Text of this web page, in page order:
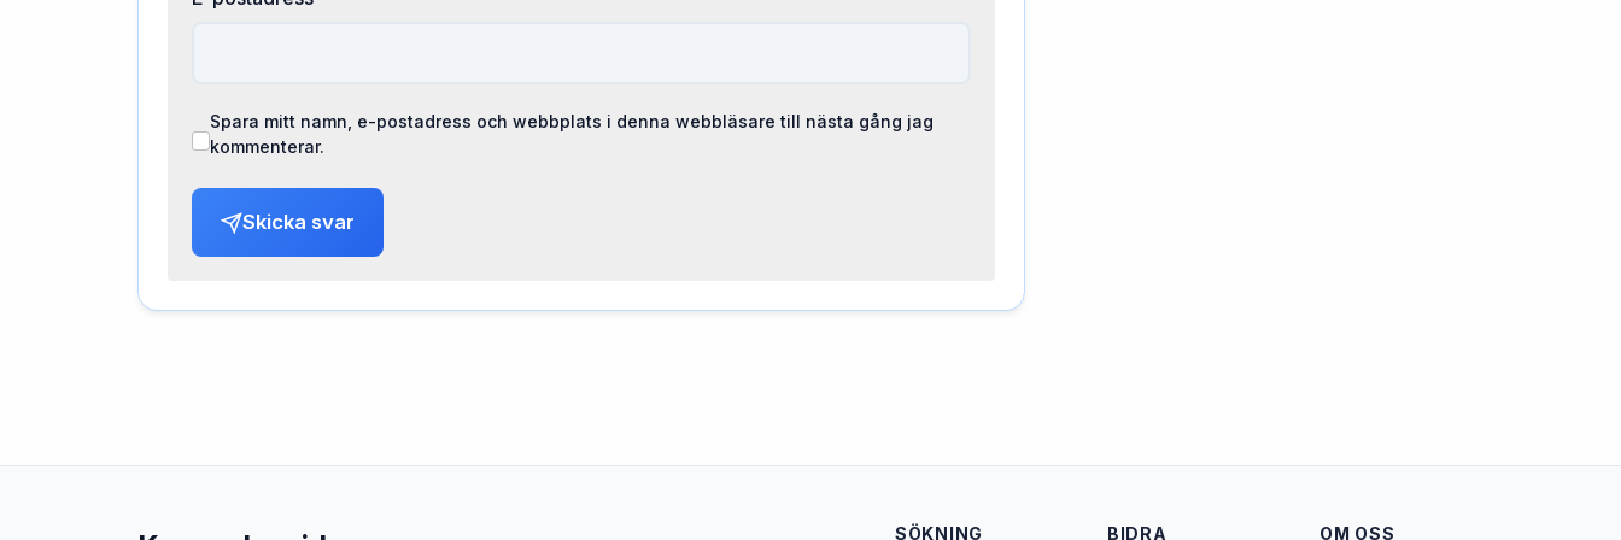
Spara mitt namn, e-postadress och webbplats i denna webbläsare till nästa gång jag
kommenterar.
Skicka svar
SÖKNING BIDRA OM OSS